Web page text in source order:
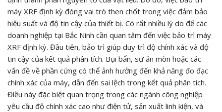
máy XRF định kỳ đóng vai trò then chốt trong việc đảm bảo
hiệu suất và độ tin cậy của thiết bị. Có rất nhiều lý do để các
doanh nghiệp tại Bắc Ninh cần quan tâm đến việc bảo trì máy
XRF định kỳ. Đầu tiên, bảo trì giúp duy trì độ chính xác và độ
tin cậy của kết quả phân tích. Bụi bẩn, sự ăn mòn hoặc các
vấn đề về phần cứng có thể ảnh hưởng đến khả năng đo đạc
chính xác của máy, dẫn đến sai lệch trong kết quả phân tích.
Điều này đặc biệt quan trọng trong các ngành công nghiệp
yêu cầu độ chính xác cao như điện tử, sản xuất linh kiện, và